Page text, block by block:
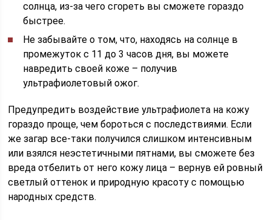
солнца, из-за чего сгореть вы сможете гораздо
быстрее.
Не забывайте о том, что, находясь на солнце в
промежуток с 11 до 3 часов дня, вы можете
навредить своей коже – получив
ультрафиолетовый ожог.
Предупредить воздействие ультрафиолета на кожу
гораздо проще, чем бороться с последствиями. Если
же загар все-таки получился слишком интенсивным
или взялся неэстетичными пятнами, вы сможете без
вреда отбелить от него кожу лица – вернув ей ровный
светлый оттенок и природную красоту с помощью
народных средств.